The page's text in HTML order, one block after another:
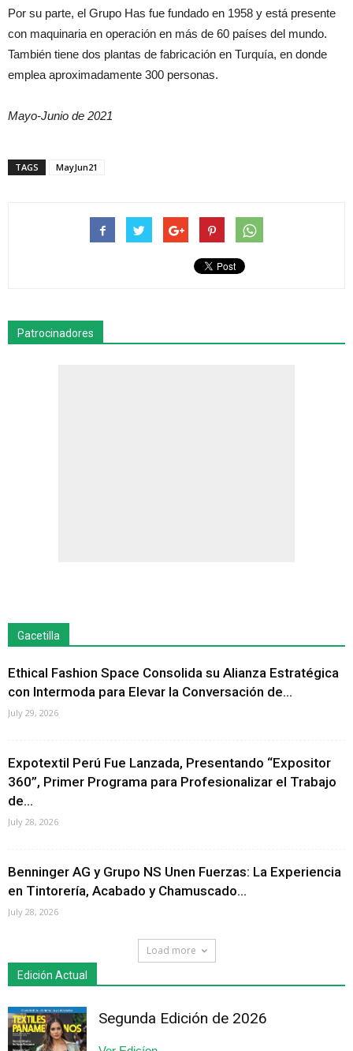
Por su parte, el Grupo Has fue fundado en 1958 y está presente
con maquinaria en operación en más de 60 países del mundo.
También tiene dos plantas de fabricación en Turquía, en donde
emplea aproximadamente 300 personas.
Mayo-Junio de 2021
TAGS MayJun21
Patrocinadores
Gacetilla
Ethical Fashion Space Consolida su Alianza Estratégica
con Intermoda para Elevar la Conversación de...
July 29, 2026
Expotextil Perú Fue Lanzada, Presentando “Expositor
360”, Primer Programa para Profesionalizar el Trabajo
de...
July 28, 2026
Benninger AG y Grupo NS Unen Fuerzas: La Experiencia
en Tintorería, Acabado y Chamuscado...
July 28, 2026
Load more
Edición Actual
Segunda Edición de 2026